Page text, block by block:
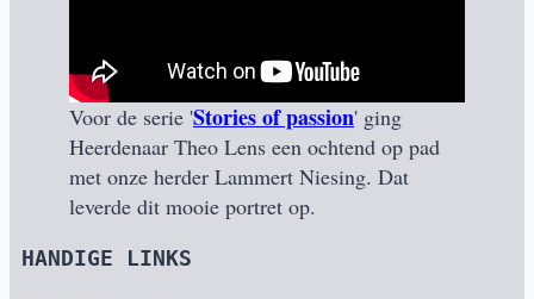
Voor de serie 'Stories of passion' ging
Heerdenaar Theo Lens een ochtend op pad
met onze herder Lammert Niesing. Dat
leverde dit mooie portret op.
HANDIGE LINKS